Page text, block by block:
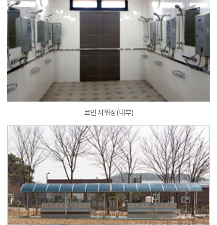
코인 샤워장(내부)